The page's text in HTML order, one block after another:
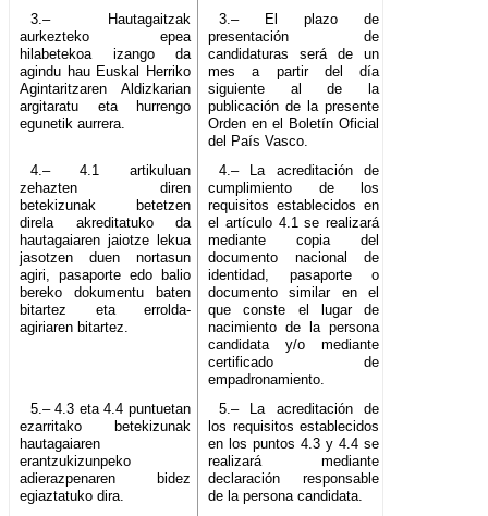
3.– Hautagaitzak
aurkezteko epea
hilabetekoa izango da
agindu hau Euskal Herriko
Agintaritzaren Aldizkarian
argitaratu eta hurrengo
egunetik aurrera.
3.– El plazo de
presentación de
candidaturas será de un
mes a partir del día
siguiente al de la
publicación de la presente
Orden en el Boletín Oficial
del País Vasco.
4.– 4.1 artikuluan
zehazten diren
betekizunak betetzen
direla akreditatuko da
hautagaiaren jaiotze lekua
jasotzen duen nortasun
agiri, pasaporte edo balio
bereko dokumentu baten
bitartez eta errolda-
agiriaren bitartez.
4.– La acreditación de
cumplimiento de los
requisitos establecidos en
el artículo 4.1 se realizará
mediante copia del
documento nacional de
identidad, pasaporte o
documento similar en el
que conste el lugar de
nacimiento de la persona
candidata y/o mediante
certificado de
empadronamiento.
5.– 4.3 eta 4.4 puntuetan
ezarritako betekizunak
hautagaiaren
erantzukizunpeko
adierazpenaren bidez
egiaztatuko dira.
5.– La acreditación de
los requisitos establecidos
en los puntos 4.3 y 4.4 se
realizará mediante
declaración responsable
de la persona candidata.